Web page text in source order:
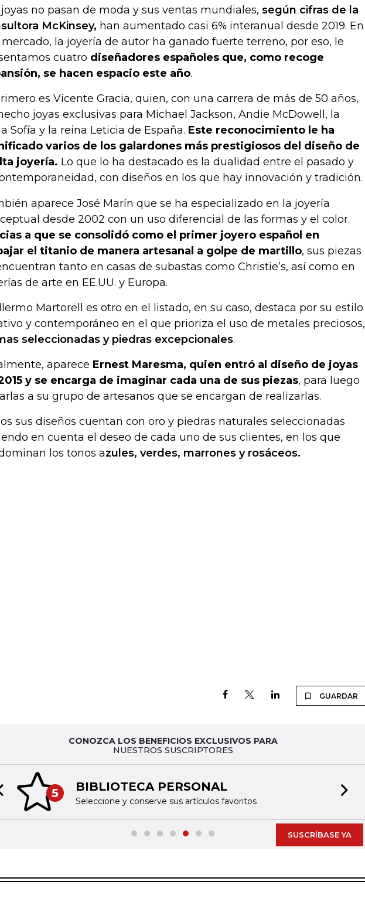
joyas no pasan de moda y sus ventas mundiales, según cifras de la
McKinsey, han aumentado casi 6% interanual desde 2019. En
mercado, la joyería de autor ha ganado fuerte terreno, por eso, le
cuatro diseñadores españoles que, como recoge
se hacen espacio este año.
es Vicente Gracia, quien, con una carrera de más de 50 años,
joyas exclusivas para Michael Jackson, Andie McDowell, la
Sofía y la reina Leticia de España. Este reconocimiento le ha
varios de los galardones más prestigiosos del diseño de
joyería. Lo que lo ha destacado es la dualidad entre el pasado y
con diseños en los que hay innovación y tradición.
aparece José Marín que se ha especializado en la joyería
desde 2002 con un uso diferencial de las formas y el color.
a que se consolidó como el primer joyero español en
el titanio de manera artesanal a golpe de martillo, sus piezas
tanto en casas de subastas como Christie’s, así como en
de arte en EE.UU. y Europa.
Martorell es otro en el listado, en su caso, destaca por su estilo
y contemporáneo en el que prioriza el uso de metales preciosos,
seleccionadas y piedras excepcionales.
aparece Ernest Maresma, quien entró al diseño de joyas
y se encarga de imaginar cada una de sus piezas, para luego
a su grupo de artesanos que se encargan de realizarlas.
sus diseños cuentan con oro y piedras naturales seleccionadas
en cuenta el deseo de cada uno de sus clientes, en los que
los tonos azules, verdes, marrones y rosáceos.
GUARDAR
CONOZCA LOS BENEFICIOS EXCLUSIVOS PARA
NUESTROS SUSCRIPTORES
5 BIBLIOTECA PERSONAL
Seleccione y conserve sus artículos favoritos
Previous slide
SUSCRÍBASE YA